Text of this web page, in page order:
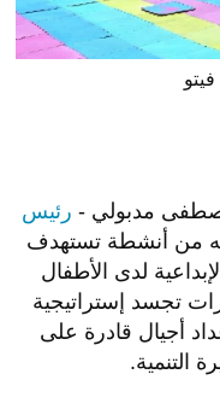
مدبولي - رئيس
من أنشطة تستهدف
لدى الأطفال
تجسد إستراتيجية
أجيال قادرة على
التنمية.